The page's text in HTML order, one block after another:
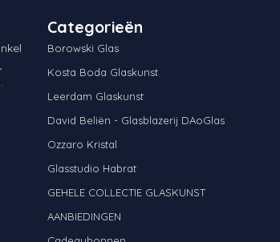
Categorieën
Borowski Glas
Kosta Boda Glaskunst
Leerdam Glaskunst
David Beliën - Glasblazerij DAoGlas
Ozzaro Kristal
Glasstudio Habrat
GEHELE COLLECTIE GLASKUNST
AANBIEDINGEN